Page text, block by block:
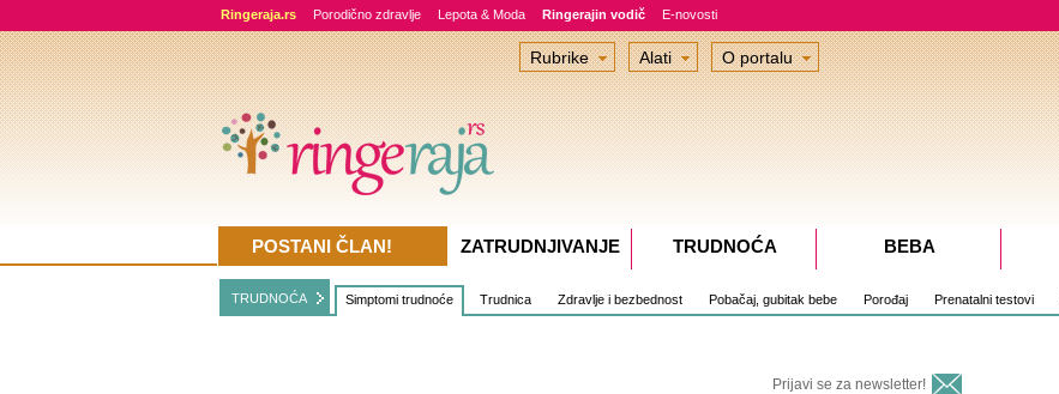
Ringeraja.rs Porodično zdravlje Lepota & Moda Ringerajin vodič E-novosti
TRUDNOĆA Simptomi trudnoće Trudnica Zdravlje i bezbednost Pobačaj, gubitak bebe Porođaj Prenatalni testovi
Prijavi se za newsletter!
Rubrike Alati O portalu
POSTANI ČLAN! ZATRUDNJIVANJE TRUDNOĆA BEBA